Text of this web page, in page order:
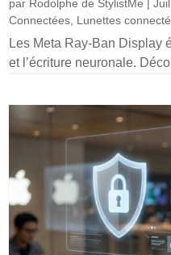
par Rodolphe de StylistMe |
Connectées Lunettes
Les Meta Ray-Ban Display
et l’écriture neuronale.